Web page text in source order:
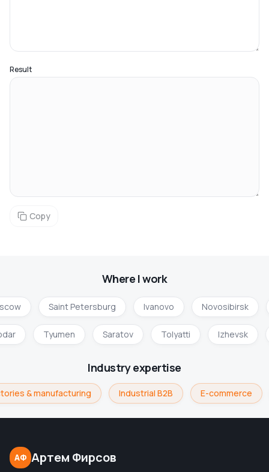
Result
Copy
Where I work
Saint Petersburg Ivanovo Novosibirsk
Tyumen Saratov Tolyatti Izhevsk
Industry expertise
& manufacturing Industrial B2B E-commerce
АФ Артем Фирсов